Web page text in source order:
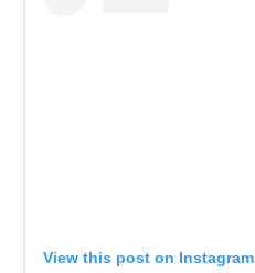
View this post on Instagram